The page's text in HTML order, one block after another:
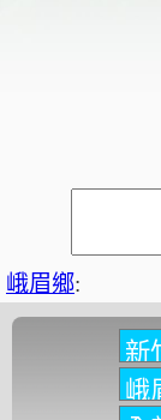
峨眉鄉: